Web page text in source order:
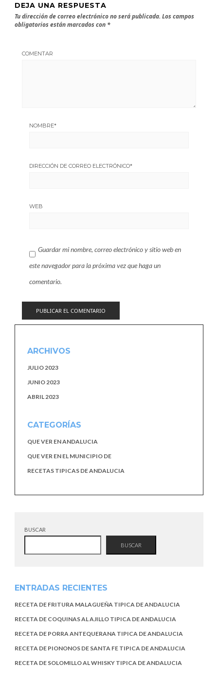
DEJA UNA RESPUESTA
Tu dirección de correo electrónico no será publicada. Los campos
obligatorios están marcados con *
COMENTAR
NOMBRE*
DIRECCIÓN DE CORREO ELECTRÓNICO*
WEB
Guardar mi nombre, correo electrónico y sitio web en
este navegador para la próxima vez que haga un
comentario.
ARCHIVOS
JULIO 2023
JUNIO 2023
ABRIL 2023
CATEGORÍAS
QUE VER EN ANDALUCIA
QUE VER EN EL MUNICIPIO DE
RECETAS TIPICAS DE ANDALUCIA
BUSCAR
BUSCAR
ENTRADAS RECIENTES
RECETA DE FRITURA MALAGUEÑA TIPICA DE ANDALUCIA
RECETA DE COQUINAS AL AJILLO TIPICA DE ANDALUCIA
RECETA DE PORRA ANTEQUERANA TIPICA DE ANDALUCIA
RECETA DE PIONONOS DE SANTA FE TIPICA DE ANDALUCIA
RECETA DE SOLOMILLO AL WHISKY TIPICA DE ANDALUCIA